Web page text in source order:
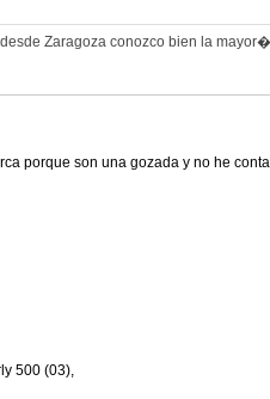
Zaragoza conozco bien la
porque son una gozada y no he
500 (03),